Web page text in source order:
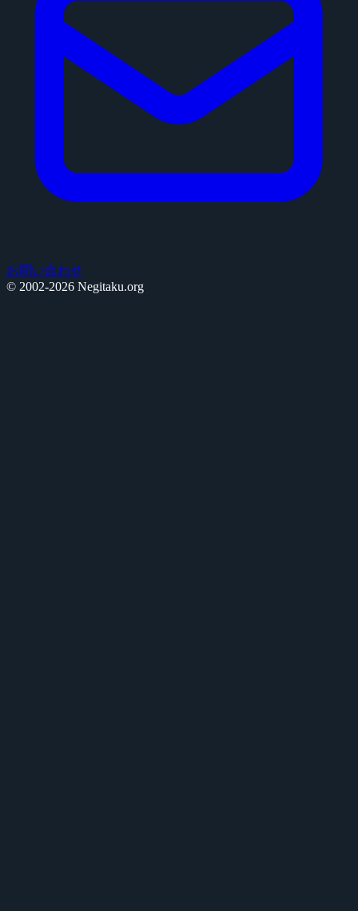
お問い合わせ
© 2002-2026 Negitaku.org